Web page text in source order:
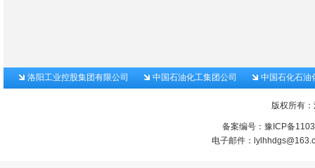
洛阳工业控股集团有限公司 中国石油化工集团公司 中国石化石油
版权所有
备案编号： 豫ICP备
电子邮件：